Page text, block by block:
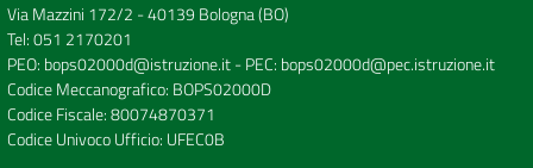
Via Mazzini 172/2 - 40139 Bologna (BO)
Tel:051 2170201
PEO: bops02000d@istruzione.it- PEC: bops02000d@pec.istruzione.it
Codice Meccanografico: BOPS02000D
Codice Fiscale: 80074870371
Codice Univoco Ufficio: UFEC0B